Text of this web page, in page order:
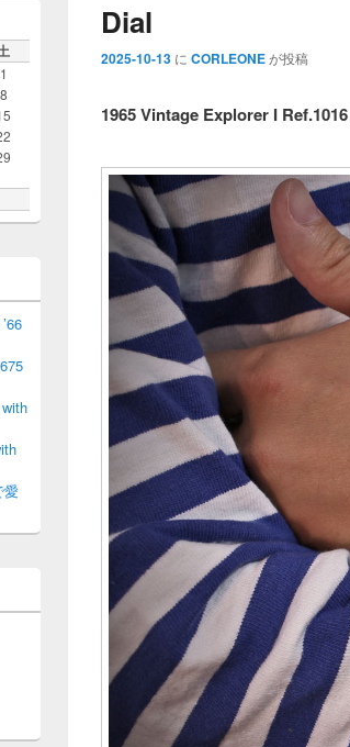
Dial
2025-10-13 に CORLEONEが投稿
1965 Vintage Explorer I
1
8
愛